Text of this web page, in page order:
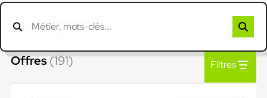
Offres(191) Filtres